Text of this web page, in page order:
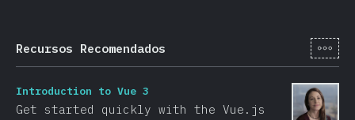
Recursos Recomendados [gl-
Introduction to Vue 3
Get started quickly with the Vue.js